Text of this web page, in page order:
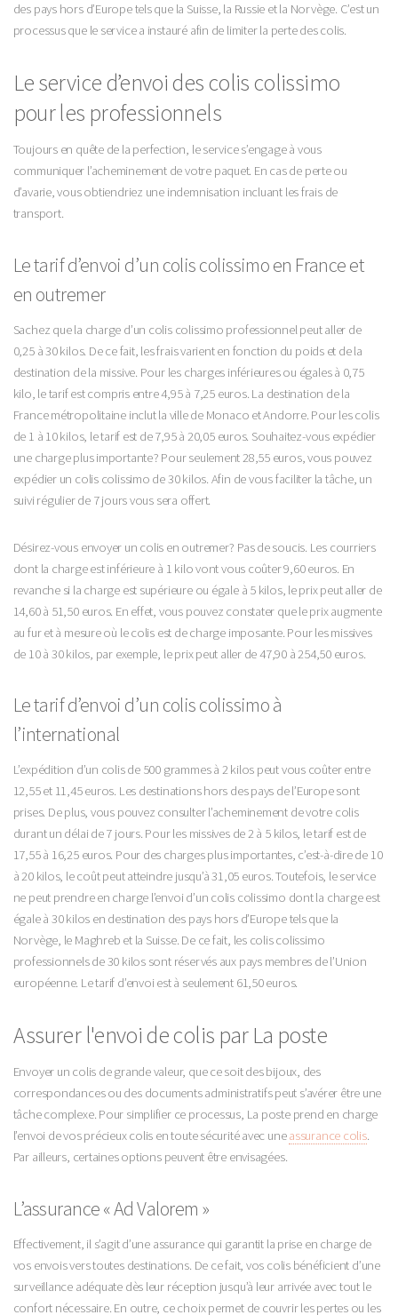
des pays hors d’Europe tels que la Suisse, la Russie et la Norvège. C’est un
processus que le service a instauré afin de limiter la perte des colis.
Le service d’envoi des colis colissimo
pour les professionnels
Toujours en quête de la perfection, le service s’engage à vous
communiquer l’acheminement de votre paquet. En cas de perte ou
d’avarie, vous obtiendriez une indemnisation incluant les frais de
transport.
Le tarif d’envoi d’un colis colissimo en France et
en outremer
Sachez que la charge d’un colis colissimo professionnel peut aller de
0,25 à 30 kilos. De ce fait, les frais varient en fonction du poids et de la
destination de la missive. Pour les charges inférieures ou égales à 0,75
kilo, le tarif est compris entre 4,95 à 7,25 euros. La destination de la
France métropolitaine inclut la ville de Monaco et Andorre. Pour les colis
de 1 à 10 kilos, le tarif est de 7,95 à 20,05 euros. Souhaitez-vous expédier
une charge plus importante ? Pour seulement 28,55 euros, vous pouvez
expédier un colis colissimo de 30 kilos. Afin de vous faciliter la tâche, un
suivi régulier de 7 jours vous sera offert.
Désirez-vous envoyer un colis en outremer ? Pas de soucis. Les courriers
dont la charge est inférieure à 1 kilo vont vous coûter 9,60 euros. En
revanche si la charge est supérieure ou égale à 5 kilos, le prix peut aller de
14,60 à 51,50 euros. En effet, vous pouvez constater que le prix augmente
au fur et à mesure où le colis est de charge imposante. Pour les missives
de 10 à 30 kilos, par exemple, le prix peut aller de 47,90 à 254,50 euros.
Le tarif d’envoi d’un colis colissimo à
l’international
L’expédition d’un colis de 500 grammes à 2 kilos peut vous coûter entre
12,55 et 11,45 euros. Les destinations hors des pays de l’Europe sont
prises. De plus, vous pouvez consulter l’acheminement de votre colis
durant un délai de 7 jours. Pour les missives de 2 à 5 kilos, le tarif est de
17,55 à 16,25 euros. Pour des charges plus importantes, c’est-à-dire de 10
à 20 kilos, le coût peut atteindre jusqu’à 31,05 euros. Toutefois, le service
ne peut prendre en charge l’envoi d’un colis colissimo dont la charge est
égale à 30 kilos en destination des pays hors d’Europe tels que la
Norvège, le Maghreb et la Suisse. De ce fait, les colis colissimo
professionnels de 30 kilos sont réservés aux pays membres de l’Union
européenne. Le tarif d’envoi est à seulement 61,50 euros.
Assurer l'envoi de colis par La poste
Envoyer un colis de grande valeur, que ce soit des bijoux, des
correspondances ou des documents administratifs peut s’avérer être une
tâche complexe. Pour simplifier ce processus, La poste prend en charge
l’envoi de vos précieux colis en toute sécurité avec uneassurance colis.
Par ailleurs, certaines options peuvent être envisagées.
L’assurance « Ad Valorem »
Effectivement, il s’agit d’une assurance qui garantit la prise en charge de
vos envois vers toutes destinations. De ce fait, vos colis bénéficient d’une
surveillance adéquate dès leur réception jusqu’à leur arrivée avec tout le
confort nécessaire. En outre, ce choix permet de couvrir les pertes ou les